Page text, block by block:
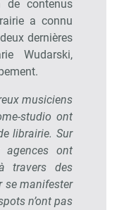
de contenus
a connu
dernières
Wudarski,
musiciens
studio ont
librairie. Sur
agences ont
travers des
se manifester
n’ont pas